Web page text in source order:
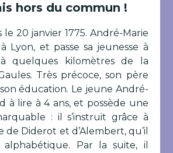
hors du commun !
le 20 janvier 1775. André-Marie
Lyon, et passe sa jeunesse à
à quelques kilomètres de la
Très précoce, son père
éducation. Le jeune André-
à lire à 4 ans, et possède une
: il s’instruit grâce à
de Diderot et d’Alembert, qu’il
Par la suite, il